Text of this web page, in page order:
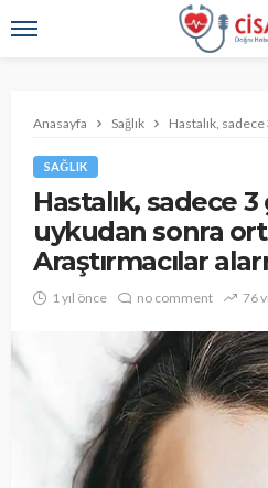
Anasayfa Sağlık Hastalık,
SAĞLIK
Hastalık, sadece 3
uykudan sonra
Araştırmacılar
1 yıl önce no comment 76